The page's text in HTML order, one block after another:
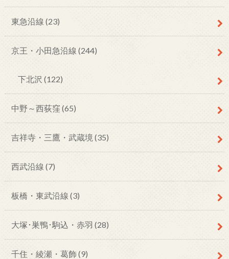
東急沿線 (23)
京王・小田急沿線 (244)
下北沢 (122)
中野～西荻窪 (65)
吉祥寺・三鷹・武蔵境 (35)
西武沿線 (7)
板橋・東武沿線 (3)
大塚･巣鴨･駒込・赤羽 (28)
千住・綾瀬・葛飾(9)